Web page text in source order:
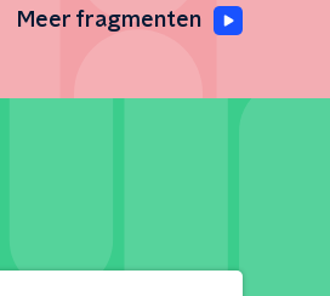
Meer fragmenten